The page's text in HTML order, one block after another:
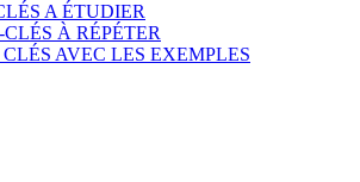
A ÉTUDIER
À RÉPÉTER
AVEC LES EXEMPLES